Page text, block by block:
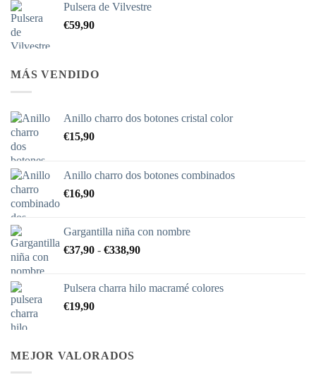
€725,70
Pulsera de Vilvestre
€59,90
MÁS VENDIDO
Anillo charro dos botones cristal color
€15,90
Anillo charro dos botones combinados
€16,90
Gargantilla niña con nombre
€37,90 - €338,90Rango
desde
Pulsera charra hilo macramé colores
€19,90
MEJOR VALORADOS